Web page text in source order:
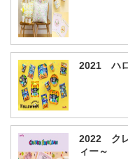
2021 ハ
2022 ク
ィー～